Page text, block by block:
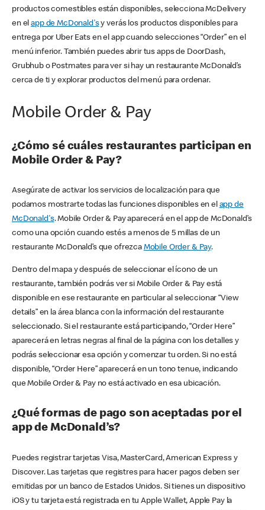
productos comestibles están disponibles, selecciona McDelivery
en elapp de McDonald'sy verás los productos disponibles para
entrega por Uber Eats en el app cuando selecciones “Order” en el
menú inferior. También puedes abrir tus apps de DoorDash,
Grubhub o Postmates para ver si hay un restaurante McDonald’s
cerca de ti y explorar productos del menú para ordenar.
Mobile Order & Pay
¿Cómo sé cuáles restaurantes participan en
Mobile Order & Pay?
Asegúrate de activar los servicios de localización para que
podamos mostrarte todas las funciones disponibles en el app de
McDonald's. Mobile Order & Pay aparecerá en el app de McDonald’s
como una opción cuando estés a menos de 5 millas de un
restaurante McDonald’s que ofrezca Mobile Order & Pay.
Dentro del mapa y después de seleccionar el ícono de un
restaurante, también podrás ver si Mobile Order & Pay está
disponible en ese restaurante en particular al seleccionar “View
details” en la área blanca con la información del restaurante
seleccionado. Si el restaurante está participando, “Order Here”
aparecerá en letras negras al final de la página con los detalles y
podrás seleccionar esa opción y comenzar tu orden. Si no está
disponible, “Order Here” aparecerá en un tono tenue, indicando
que Mobile Order & Pay no está activado en esa ubicación.
¿Qué formas de pago son aceptadas por el
app de McDonald’s?
Puedes registrar tarjetas Visa, MasterCard, American Express y
Discover. Las tarjetas que registres para hacer pagos deben ser
emitidas por un banco de Estados Unidos. Si tienes un dispositivo
iOS y tu tarjeta está registrada en tu Apple Wallet, Apple Pay la